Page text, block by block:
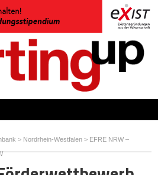
> Nordrhein-Westfalen > EFRE NRW –